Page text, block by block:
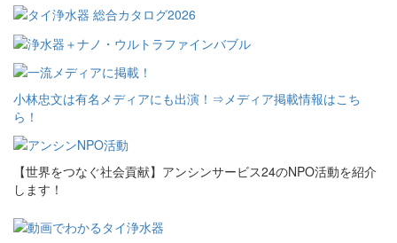
小林忠文は有名メディアにも出演！⇒メディア掲載情報はこち
ら！
【世界をつなぐ社会貢献】アンシンサービス24のNPO活動を紹介
します！